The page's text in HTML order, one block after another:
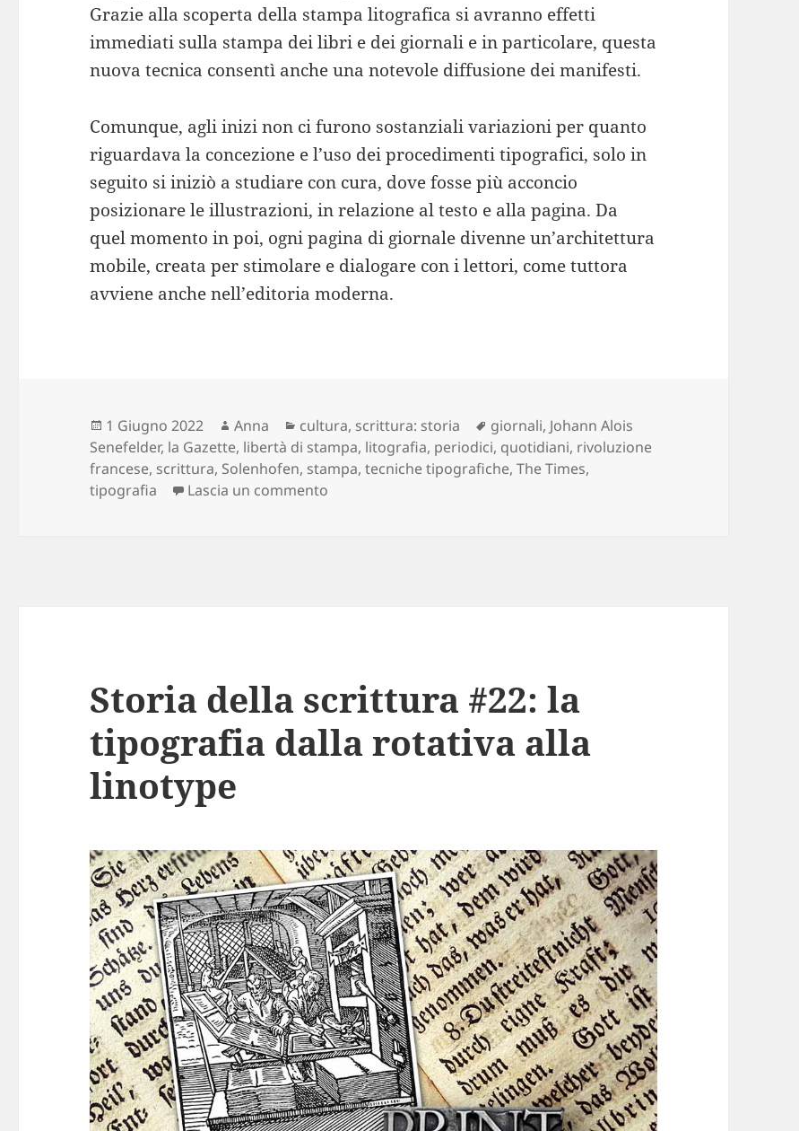
Grazie alla scoperta della stampa litografica si avranno effetti
immediati sulla stampa dei libri e dei giornali e in particolare, questa
nuova tecnica consentì anche una notevole diffusione dei manifesti.
Comunque, agli inizi non ci furono sostanziali variazioni per quanto
riguardava la concezione e l’uso dei procedimenti tipografici, solo in
seguito si iniziò a studiare con cura, dove fosse più acconcio
posizionare le illustrazioni, in relazione al testo e alla pagina. Da
quel momento in poi, ogni pagina di giornale divenne un’architettura
mobile, creata per stimolare e dialogare con i lettori, come tuttora
avviene anche nell’editoria moderna.
Scritto
il
1 Giugno 2022 Autore
Anna Categorie
cultura, scrittura: storia Tag
giornali, Johann Alois
Senefelder, la Gazette, libertà di stampa, litografia, periodici, quotidiani, rivoluzione
francese, scrittura, Solenhofen, stampa,tecniche tipografiche,The Times,
tipografia
Lascia un commento
Storia della scrittura #22: la
tipografia dalla rotativa alla
linotype